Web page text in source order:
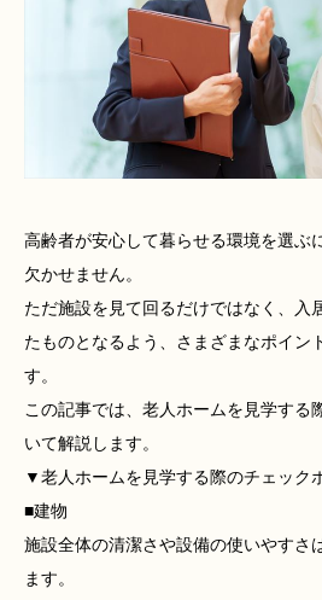
高齢者が安心して暮らせる環境を選ぶ
欠かせません。
ただ施設を見て回るだけではなく、入
たものとなるよう、さまざまなポイン
す。
この記事では、老人ホームを見学する
いて解説します。
▼老人ホームを見学する際のチェック
■建物
施設全体の清潔さや設備の使いやすさ
ます。